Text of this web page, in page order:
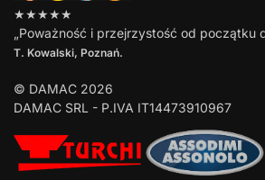
★★★★★
„Poważność i przejrzystość od początku
T. Kowalski, Poznań.
© DAMAC 2026
DAMAC SRL - P.IVA IT14473910967